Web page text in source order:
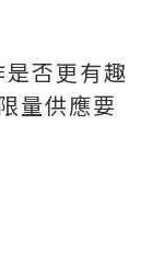
否更有趣
量供應要